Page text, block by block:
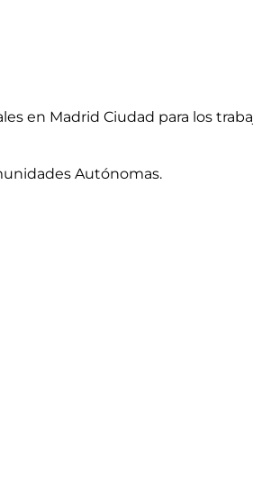
en Madrid Ciudad para los
Autónomas.